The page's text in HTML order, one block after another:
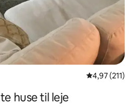
4,97 ud af 5 i
4,97 (211)
huse til leje